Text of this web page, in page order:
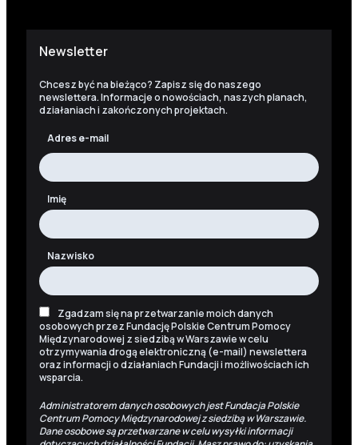
Newsletter
Chcesz być na bieżąco? Zapisz się do naszego
newslettera. Informacje o nowościach, naszych planach,
działaniach i zakończonych projektach.
Adres e-mail
Imię
Nazwisko
Zgadzam się na przetwarzanie moich danych
osobowych przez Fundację Polskie Centrum Pomocy
Międzynarodowej z siedzibą w Warszawie w celu
otrzymywania drogą elektroniczną (e-mail) newslettera
oraz informacji o działaniach Fundacji i możliwościach ich
wsparcia.
Administratorem danych osobowych jest Fundacja Polskie
Centrum Pomocy Międzynarodowej z siedzibą w Warszawie.
Dane osobowe są przetwarzane w celu wysyłki informacji